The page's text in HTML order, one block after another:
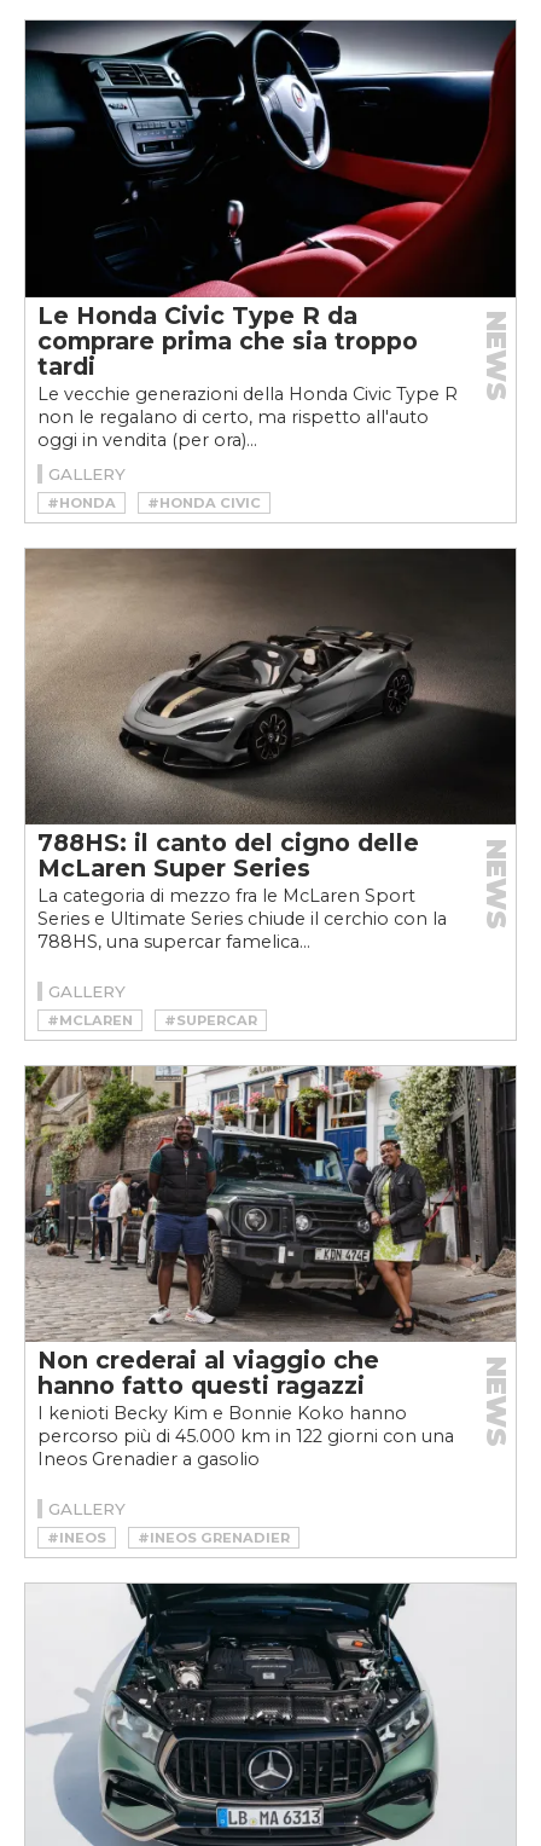
Le Honda Civic Type R da
comprare prima che sia troppo
tardi
Le vecchie generazioni della Honda Civic Type R
non le regalano di certo, ma rispetto all'auto
oggi in vendita (per ora)...
NEWS
GALLERY
#HONDA
#HONDA CIVIC
#HONDA CIVIC TYPE R
788HS: il canto del cigno delle
McLaren Super Series
La categoria di mezzo fra le McLaren Sport
Series e Ultimate Series chiude il cerchio con la
788HS, una supercar famelica...
NEWS
GALLERY
#MCLAREN #SUPERCAR
Non crederai al viaggio che
hanno fatto questi ragazzi
I kenioti Becky Kim e Bonnie Koko hanno
percorso più di 45.000 km in 122 giorni con una
Ineos Grenadier a gasolio
NEWS
GALLERY
#INEOS #INEOS GRENADIER